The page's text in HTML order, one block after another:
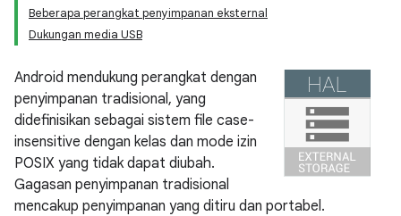
Beberapa perangkat penyimpanan eksternal
Dukungan media USB
Android mendukung perangkat dengan
penyimpanan tradisional, yang
didefinisikan sebagai sistem file case-
insensitive dengan kelas dan mode izin
POSIX yang tidak dapat diubah.
Gagasan penyimpanan tradisional
mencakup penyimpanan yang ditiru dan portabel.